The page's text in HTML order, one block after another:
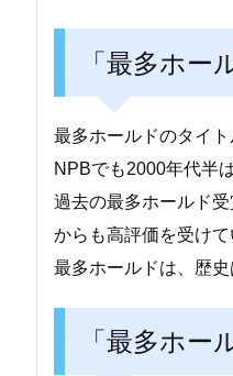
「最多ホー
最多ホールドのタイ
NPBでも2000年代半
過去の最多ホールド
からも高評価を受けて
最多ホールドは、歴
「最多ホー